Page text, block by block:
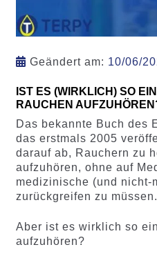
Geändert am: 10/06/
IST ES (WIRKLICH) SO
RAUCHEN
Das bekannte Buch des
das erstmals 2005
darauf ab, Rauchern zu
aufzuhören, ohne auf
medizinische (und nicht-
zurückgreifen zu müssen.
Aber ist es wirklich so
aufzuhören?